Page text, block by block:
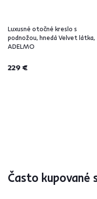
Luxusné otočné kreslo s
podnožou, hnedá Velvet látka,
ADELMO
229 €
Často kupované